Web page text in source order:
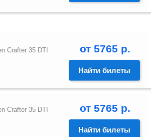
Crafter 35 DTI от 5765 р.
Найти билеты
Crafter 35 DTI от 5765 р.
Найти билеты